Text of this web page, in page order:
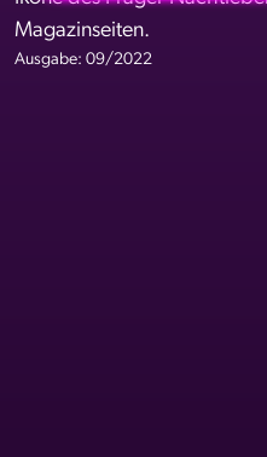
Magazinseiten.
Ausgabe: 09/2022